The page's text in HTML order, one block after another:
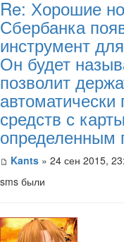
Re: Хорошие
Сбербанка
инструмент
Он будет
позволит
автоматически
средств с
определенным
Kants » 24 сен 2015,
sms были